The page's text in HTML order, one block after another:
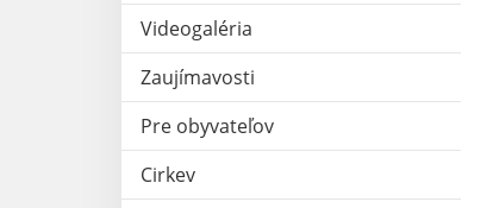
Videogaléria
Zaujímavosti
Pre obyvateľov
Cirkev